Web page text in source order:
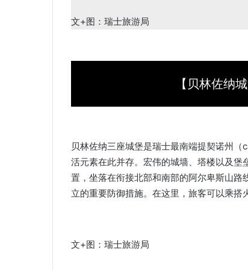
文+图：瑞士旅游局
【贝林佐纳
贝林佐纳三座城堡是瑞士最南端提契诺州
活元素在此并存。宏伟的城墙、塔楼以及
置，坐落在衔接北部和南部的阿尔卑斯山
立的重要防御措施。在这里，旅客可以乘搭
文+图：瑞士旅游局